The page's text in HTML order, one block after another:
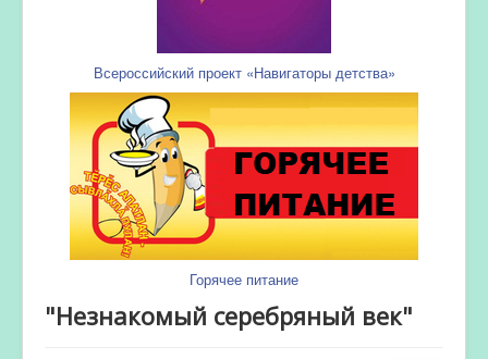
Всероссийский проект «Навигаторы детства»
Горячее питание
"Незнакомый серебряный век"